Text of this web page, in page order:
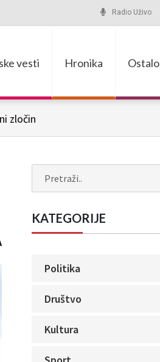
Radio Uživo
vesti Hronika Ostalo
zločin
KATEGORIJE
Politika
Društvo
Kultura